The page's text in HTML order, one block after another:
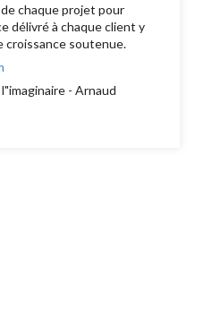
chaque projet pour
délivré à chaque client y
croissance soutenue.
- Arnaud